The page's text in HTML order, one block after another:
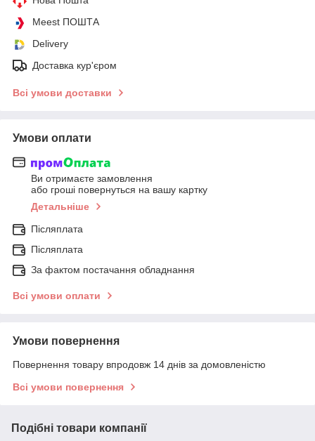
Meest ПОШТА
Delivery
Доставка кур'єром
Всі умови доставки
Умови оплати
Ви отримаєте замовлення
або гроші повернуться на вашу картку
Детальніше
Післяплата
Післяплата
За фактом постачання обладнання
Всі умови оплати
Умови повернення
Повернення товару впродовж 14 днів за домовленістю
Всі умови повернення
Подібні товари компанії